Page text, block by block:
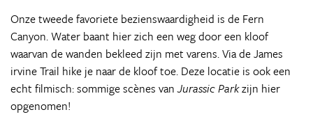
Onze tweede favoriete bezienswaardigheid is de Fern
Canyon. Water baant hier zich een weg door een kloof
waarvan de wanden bekleed zijn met varens. Via de James
irvine Trail hike je naar de kloof toe. Deze locatie is ook een
echt filmisch: sommige scènes vanJurassic Parkzijn hier
opgenomen!